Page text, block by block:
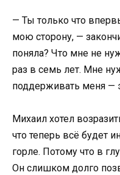
— Ты только что
мою сторону, —
поняла? Что мне не
раз в семь лет. Мне
поддерживать меня —
Михаил хотел
что теперь всё будет
горле. Потому что в
Он слишком долго